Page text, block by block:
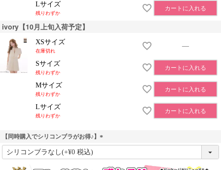
Lサイズ
残りわずか
カートに入れる
ivory【10月上旬入荷予定】
XSサイズ
在庫切れ
—
Sサイズ
残りわずか
カートに入れる
Mサイズ
残りわずか
カートに入れる
Lサイズ
残りわずか
カートに入れる
【同時購入でシリコンブラがお得♪】
(